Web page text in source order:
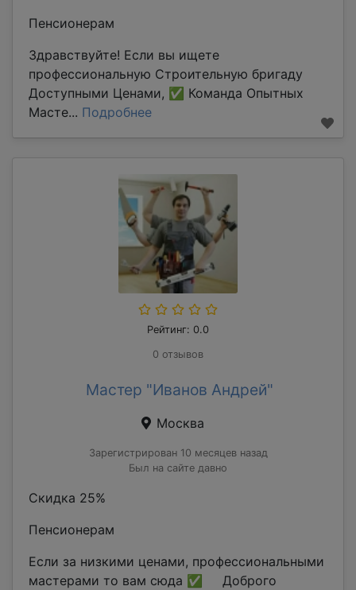
Пенсионерам
Здравствуйте! Если вы ищете
профессиональную Строительную бригаду
Доступными Ценами, ✅ Команда Опытных
Масте... Подробнее
Рейтинг: 0.0
0 отзывов
Мастер "Иванов Андрей"
Москва
Зарегистрирован 10 месяцев назад
Был на сайте давно
Скидка 25%
Пенсионерам
Если за низкими ценами, профессиональными
мастерами то вам сюда ✅ Доброго